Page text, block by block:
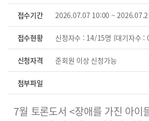
접수기간 2026.07.07 10:00 ~
접수현황 신청자수 : 14/15명 (대기자수 :
신청자격 준회원 이상 신청가능
첨부파일
7월 토론도서 <장애를 가진 아이